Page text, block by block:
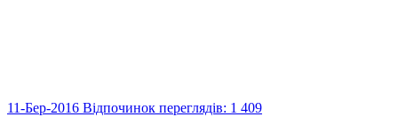
11-Бер-2016 Відпочинок переглядів: 1 409